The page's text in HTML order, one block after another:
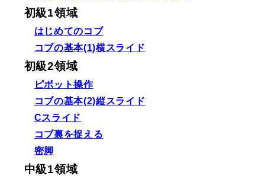
初級1領域
はじめてのコブ
コブの基本(1)横スライド
初級2領域
ピボット操作
コブの基本(2)縦スライド
Cスライド
コブ裏を捉える
密脚
中級1領域